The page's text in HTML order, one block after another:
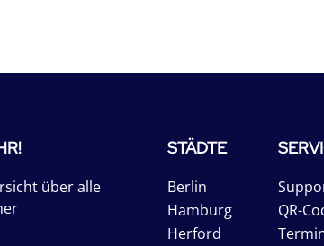
über alle
STÄDTE
Berlin
Hamburg
Herford
QR-